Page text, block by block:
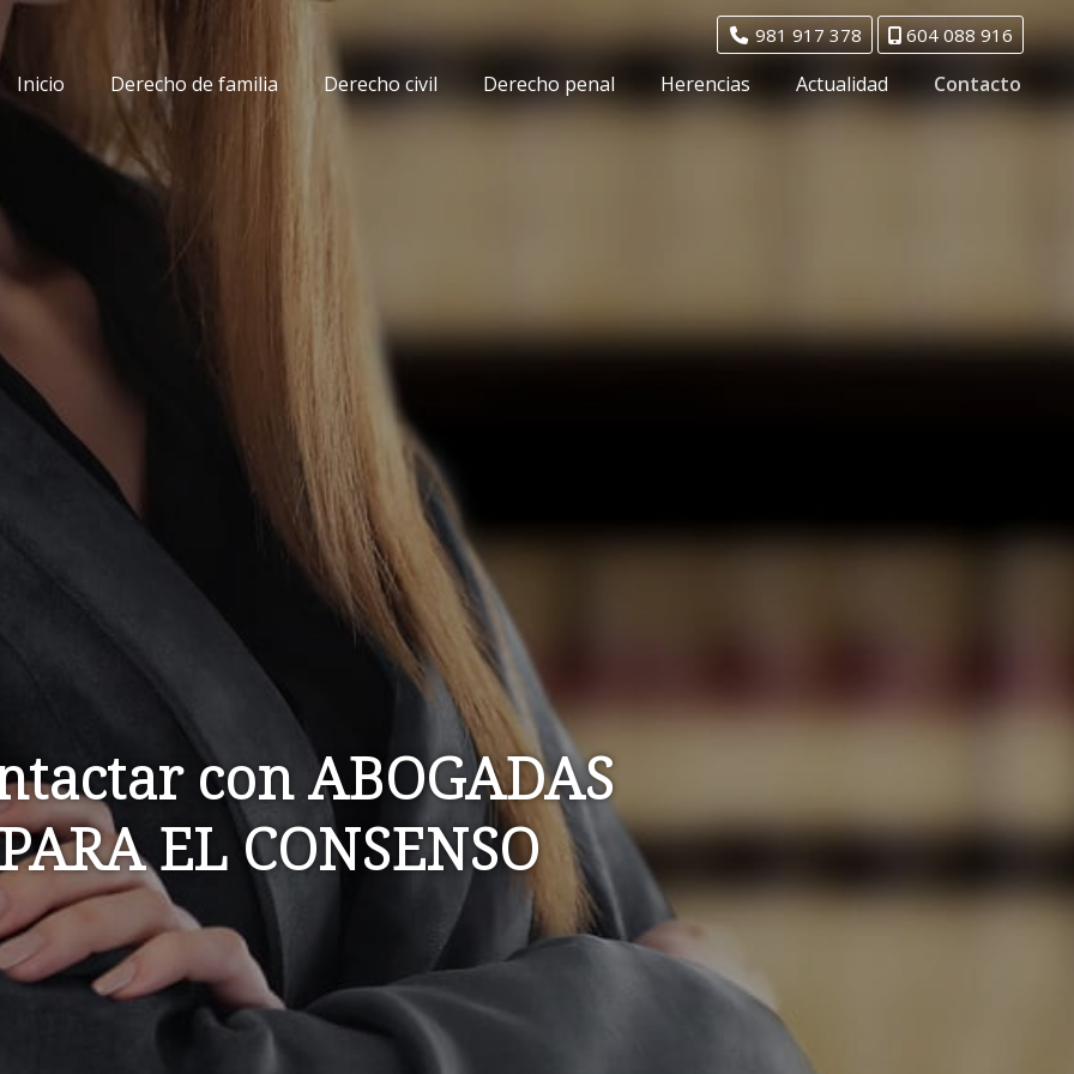
981 917 378 604 088 916
Inicio Derecho de familia Derecho civil Derecho penal Herencias Actualidad Contacto
con ABOGADAS
EL CONSENSO